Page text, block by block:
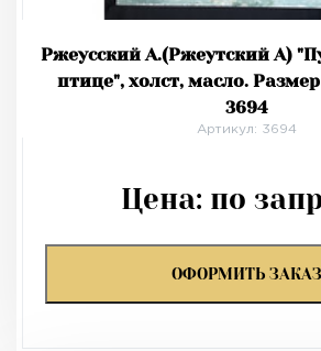
Ржеусский А.(Ржеутский А)
птице", холст, масло.
3694
Артикул: 3694
Цена: по
ОФОРМИТЬ ЗАКАЗ